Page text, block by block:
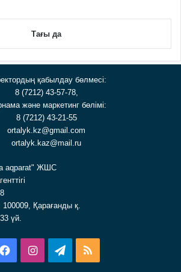
Тағы да
қабылдау бөлмесі:
8 (7212) 43-57-78,
және маркетинг бөлімі:
8 (7212) 43-21-55
ortalyk.kz@gmail.com
ortalyk.kaz@mail.ru
aqparat" ЖШС
Қарағанды қ.
үй.
FacebookInstagramTelegram